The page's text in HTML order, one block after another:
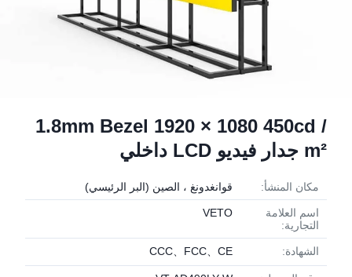
1.8mm Bezel 1920 × 1080 450cd /
m² جدار فيديو LCD داخلي
مكان المنشأ: قوانغدونغ ، الصين (البر الرئيسي)
اسم العلامة
التجارية:
VETO
الشهادة: CCC、FCC、CE